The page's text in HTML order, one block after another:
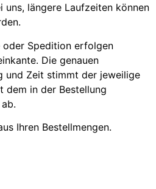
uns, längere Laufzeiten können
oder Spedition erfolgen
Die genauen
und Zeit stimmt der jeweilige
dem in der Bestellung
Ihren Bestellmengen.